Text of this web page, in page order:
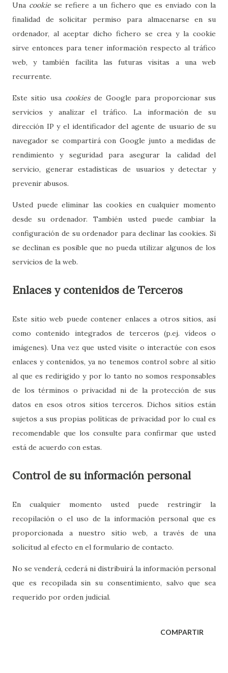
Una cookie se refiere a un fichero que es enviado con la
finalidad de solicitar permiso para almacenarse en su
ordenador, al aceptar dicho fichero se crea y la cookie
sirve entonces para tener información respecto al tráfico
web, y también facilita las futuras visitas a una web
recurrente.
Este sitio usa cookiesde Google para proporcionar sus
servicios y analizar el tráfico. La información de su
dirección IP y el identificador del agente de usuario de su
navegador se compartirá con Google junto a medidas de
rendimiento y seguridad para asegurar la calidad del
servicio, generar estadísticas de usuarios y detectar y
prevenir abusos.
Usted puede eliminar las cookies en cualquier momento
desde su ordenador. También usted puede cambiar la
configuración de su ordenador para declinar las cookies. Si
se declinan es posible que no pueda utilizar algunos de los
servicios de la web.
Enlaces y contenidos de Terceros
Este sitio web puede contener enlaces a otros sitios, así
como contenido integrados de terceros (p.ej. vídeos o
imágenes). Una vez que usted visite o interactúe con esos
enlaces y contenidos, ya no tenemos control sobre al sitio
al que es redirigido y por lo tanto no somos responsables
de los términos o privacidad ni de la protección de sus
datos en esos otros sitios terceros. Dichos sitios están
sujetos a sus propias políticas de privacidad por lo cual es
recomendable que los consulte para confirmar que usted
está de acuerdo con estas.
Control de su información personal
En cualquier momento usted puede restringir la
recopilación o el uso de la información personal que es
proporcionada a nuestro sitio web, a través de una
solicitud al efecto en el formulario de contacto.
No se venderá, cederá ni distribuirá la información personal
que es recopilada sin su consentimiento, salvo que sea
requerido por orden judicial.
COMPARTIR